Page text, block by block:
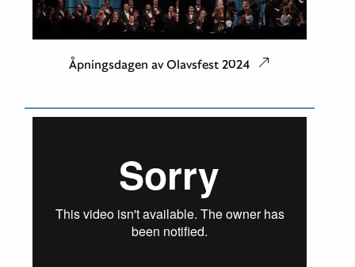
Åpningsdagen av Olavsfest 2024